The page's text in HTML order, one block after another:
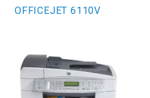
OFFICEJET 6110V